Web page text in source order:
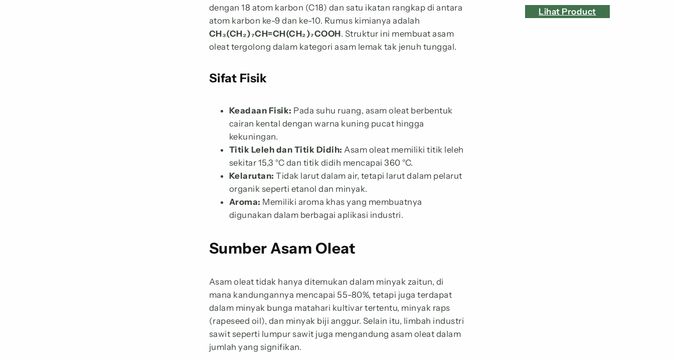
dengan 18 atom karbon (C18) dan satu ikatan rangkap di antara
atom karbon ke-9 dan ke-10. Rumus kimianya adalah
CH₃(CH₂)₇CH=CH(CH₂)₇COOH. Struktur ini membuat asam
oleat tergolong dalam kategori asam lemak tak jenuh tunggal.
Sifat Fisik
Keadaan Fisik: Pada suhu ruang, asam oleat berbentuk
cairan kental dengan warna kuning pucat hingga
kekuningan.
Titik Leleh dan Titik Didih: Asam oleat memiliki titik leleh
sekitar 15,3 °C dan titik didih mencapai 360 °C.
Kelarutan: Tidak larut dalam air, tetapi larut dalam pelarut
organik seperti etanol dan minyak.
Aroma: Memiliki aroma khas yang membuatnya
digunakan dalam berbagai aplikasi industri.
Sumber Asam Oleat
Asam oleat tidak hanya ditemukan dalam minyak zaitun, di
mana kandungannya mencapai 55-80%, tetapi juga terdapat
dalam minyak bunga matahari kultivar tertentu, minyak raps
(rapeseed oil), dan minyak biji anggur. Selain itu, limbah industri
sawit seperti lumpur sawit juga mengandung asam oleat dalam
jumlah yang signifikan.
Lihat Product